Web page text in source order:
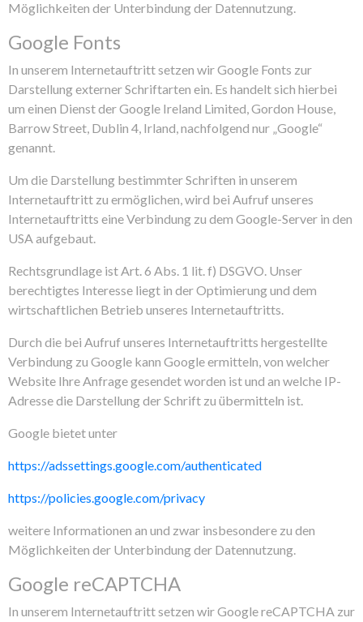
Möglichkeiten der Unterbindung der Datennutzung.
Google Fonts
In unserem Internetauftritt setzen wir Google Fonts zur
Darstellung externer Schriftarten ein. Es handelt sich hierbei
um einen Dienst der Google Ireland Limited, Gordon House,
Barrow Street, Dublin 4, Irland, nachfolgend nur „Google“
genannt.
Um die Darstellung bestimmter Schriften in unserem
Internetauftritt zu ermöglichen, wird bei Aufruf unseres
Internetauftritts eine Verbindung zu dem Google-Server in den
USA aufgebaut.
Rechtsgrundlage ist Art. 6 Abs. 1 lit. f) DSGVO. Unser
berechtigtes Interesse liegt in der Optimierung und dem
wirtschaftlichen Betrieb unseres Internetauftritts.
Durch die bei Aufruf unseres Internetauftritts hergestellte
Verbindung zu Google kann Google ermitteln, von welcher
Website Ihre Anfrage gesendet worden ist und an welche IP-
Adresse die Darstellung der Schrift zu übermitteln ist.
Google bietet unter
https://adssettings.google.com/authenticated
https://policies.google.com/privacy
weitere Informationen an und zwar insbesondere zu den
Möglichkeiten der Unterbindung der Datennutzung.
Google reCAPTCHA
In unserem Internetauftritt setzen wir Google reCAPTCHA zur